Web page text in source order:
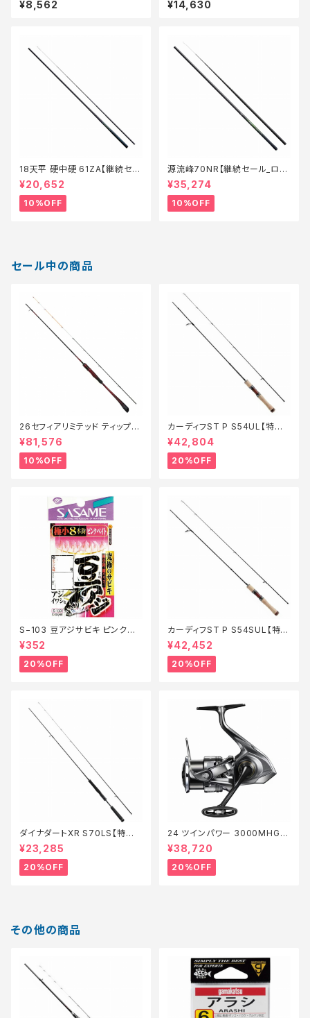
¥8,562 ¥14,630
18天平 硬中硬 61ZA【継続セー
ル_ロッド】【10】
¥20,652
10%OFF
源流峰70NR【継続セール_ロッ
ド】【10】
¥35,274
10%OFF
セール中の商品
26セフィアリミテッド ティップエ
ギング S63ML+S【継続セール_
ロッド】【10】
¥81,576
10%OFF
カーディフST P S54UL【特価
ロッド】【20】
¥42,804
20%OFF
S−103 豆アジサビキ ピンクベ
イト 1【特価仕掛】【20】
¥352
20%OFF
カーディフST P S54SUL【特価
ロッド】【20】
¥42,452
20%OFF
ダイナダートXR S70LS【特価
ロッド】【20】
¥23,285
20%OFF
24 ツインパワー 3000MHG
【特価リール】【20】
¥38,720
20%OFF
その他の商品